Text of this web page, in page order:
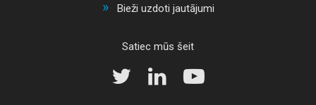
Bieži uzdoti jautājumi
Satiec mūs šeit